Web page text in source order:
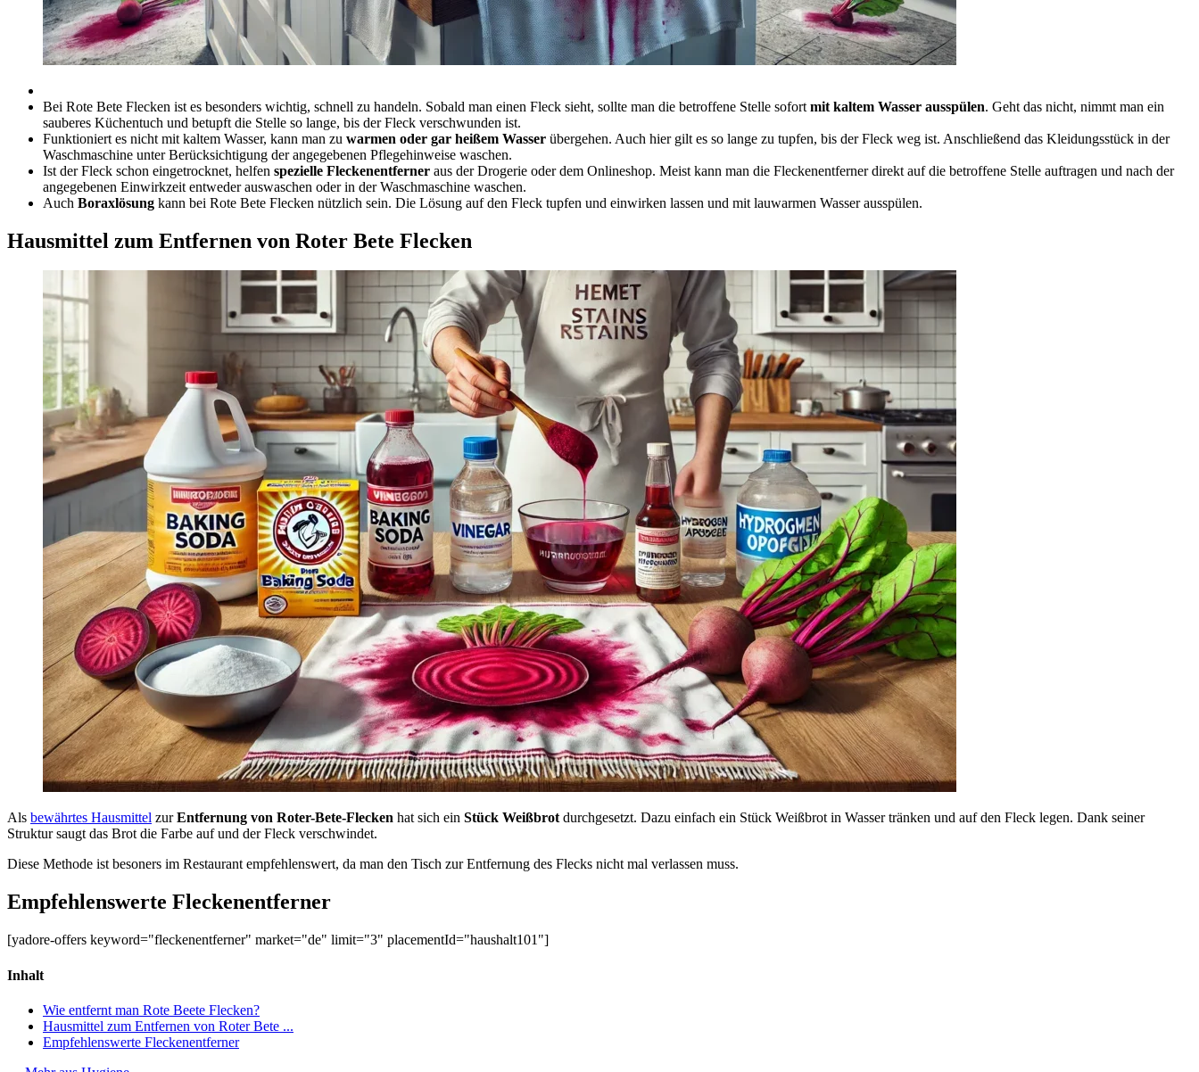
Bei Rote Bete Flecken ist es besonders wichtig, schnell zu handeln. Sobald man einen Fleck sieht, sollte man die betroffene Stelle sofort mit kaltem Wasser ausspülen. Geht das nicht, nimmt man ein
sauberes Küchentuch und betupft die Stelle so lange, bis der Fleck verschwunden ist.
Funktioniert es nicht mit kaltem Wasser, kann man zu warmen oder gar heißem Wasser übergehen. Auch hier gilt es so lange zu tupfen, bis der Fleck weg ist. Anschließend das Kleidungsstück in der
Waschmaschine unter Berücksichtigung der angegebenen Pflegehinweise waschen.
Ist der Fleck schon eingetrocknet, helfen spezielle Fleckenentferner aus der Drogerie oder dem Onlineshop. Meist kann man die Fleckenentferner direkt auf die betroffene Stelle auftragen und nach der
angegebenen Einwirkzeit entweder auswaschen oder in der Waschmaschine waschen.
Auch Boraxlösung kann bei Rote Bete Flecken nützlich sein. Die Lösung auf den Fleck tupfen und einwirken lassen und mit lauwarmen Wasser ausspülen.
Hausmittel zum Entfernen von Roter Bete Flecken
Als bewährtes Hausmittel zurEntfernung von Roter-Bete-Flecken hat sich ein Stück Weißbrotdurchgesetzt. Dazu einfach ein Stück Weißbrot in Wasser tränken und auf den Fleck legen. Dank seiner
Struktur saugt das Brot die Farbe auf und der Fleck verschwindet.
Diese Methode ist besoners im Restaurant empfehlenswert, da man den Tisch zur Entfernung des Flecks nicht mal verlassen muss.
Empfehlenswerte Fleckenentferner
[yadore-offers keyword="fleckenentferner" market="de" limit="3" placementId="haushalt101"]
Inhalt
Wie entfernt man Rote Beete Flecken?
Hausmittel zum Entfernen von Roter Bete ...
Empfehlenswerte Fleckenentferner